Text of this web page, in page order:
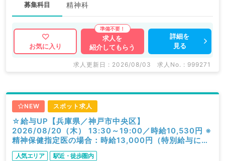
募集科目 精神科
お気に入り
求人を
紹介してもらう
詳細を
見る
求人更新日 : 2026/08/03 求人No. : 999271
NEW スポット求人
☆給与UP【兵庫県／神戸市中央区】
2026/08/20（木） 13:30～19:00／時給10,530円 ※
精神保健指定医の場合：時給13,000円（特別給与につ
き歩合無し）／一般外来／精神科
人気エリア 駅近・徒歩圏内